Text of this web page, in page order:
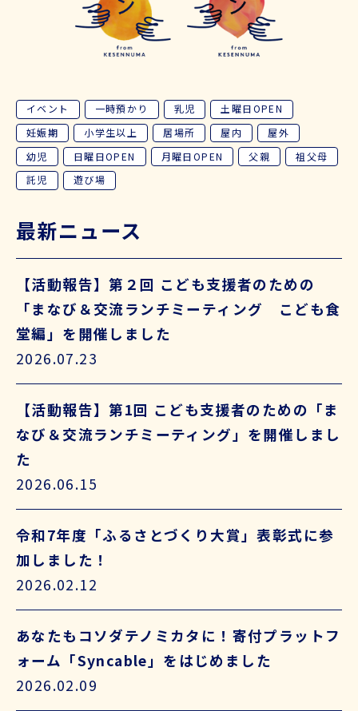
イベント 一時預かり 乳児
土曜日OPEN
妊娠期
小学生以上 居場所 屋内
屋外
幼児
日曜日OPEN 月曜日OPEN 父親
祖父母
託児
遊び場
最新ニュース
【活動報告】第２回 こども支援者のための
「まなび＆交流ランチミーティング こども食
堂編」を開催しました
2026.07.23
【活動報告】第1回 こども支援者のための「ま
なび＆交流ランチミーティング」を開催しまし
た
2026.06.15
令和7年度「ふるさとづくり大賞」表彰式に参
加しました！
2026.02.12
あなたもコソダテノミカタに！寄付プラットフ
ォーム「Syncable」をはじめました
2026.02.09